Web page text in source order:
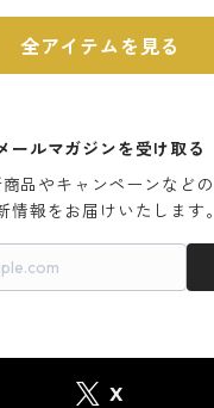
全アイテムを見る
ールマガジンを受け取る
品やキャンペーンなどの
情報をお届けいたします。
X